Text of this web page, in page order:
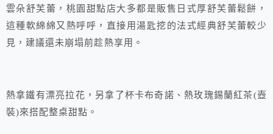
雲朵舒芙蕾，桃園甜點店大多都是販售日式厚舒芙蕾鬆餅，
這種軟綿綿又熱呼呼，直接用湯匙挖的法式經典舒芙蕾較少
見，建議還未崩塌前趁熱享用。
熱拿鐵有漂亮拉花，另拿了杯卡布奇諾、熱玫瑰錫蘭紅茶(壺
裝)來搭配整桌甜點。